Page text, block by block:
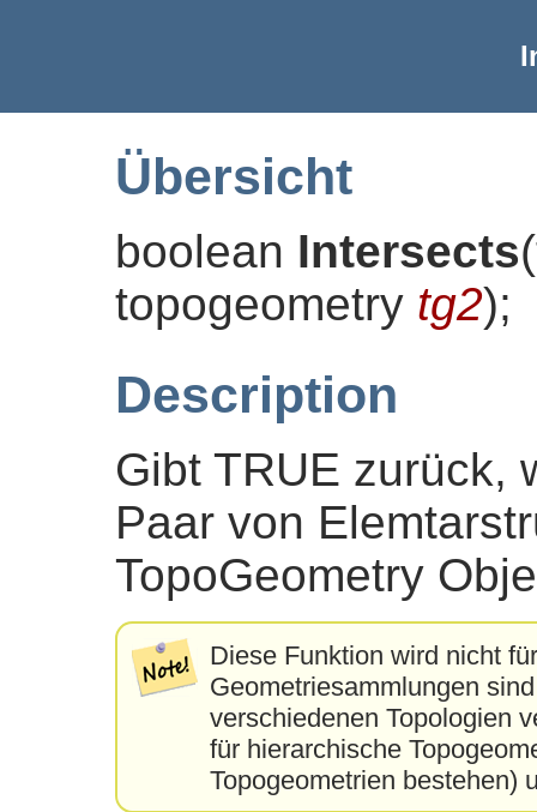
Übersicht
boolean Intersects(
topogeometry tg2);
Description
Gibt TRUE zurück,
Paar von
TopoGeometry
Diese Funktion wird nicht
Geometriesammlungen
verschiedenen Topologien
für hierarchische
Topogeometrien bestehen)